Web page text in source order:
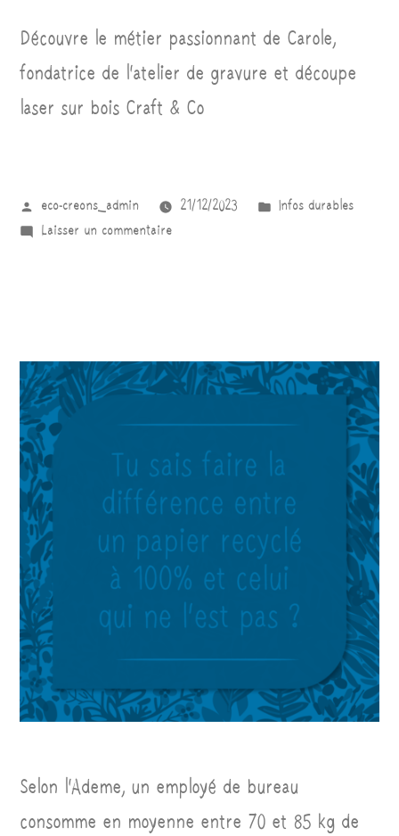
Découvre le métier passionnant de Carole,
fondatrice de l’atelier de gravure et découpe
laser sur bois Craft & Co
eco-creons_admin 21/12/2023
Infos durables
Laisser un commentaire
Selon l’Ademe, un employé de bureau
consomme en moyenne entre 70 et 85 kg de